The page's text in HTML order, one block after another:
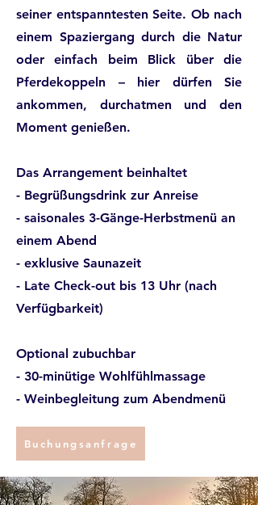
seiner entspanntesten Seite. Ob nach
einem Spaziergang durch die Natur
oder einfach beim Blick über die
Pferdekoppeln – hier dürfen Sie
ankommen, durchatmen und den
Moment genießen.
Das Arrangement beinhaltet
- Begrüßungsdrink zur Anreise
- saisonales 3-Gänge-Herbstmenü an
einem Abend
- exklusive Saunazeit
- Late Check-out bis 13 Uhr (nach
Verfügbarkeit)
Optional zubuchbar
- 30-minütige Wohlfühlmassage
- Weinbegleitung zum Abendmenü
Buchungsanfrage